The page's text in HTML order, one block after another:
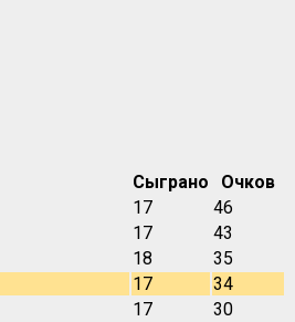
Сыграно
Очков
17
46
17
43
18
35
17
34
17
30